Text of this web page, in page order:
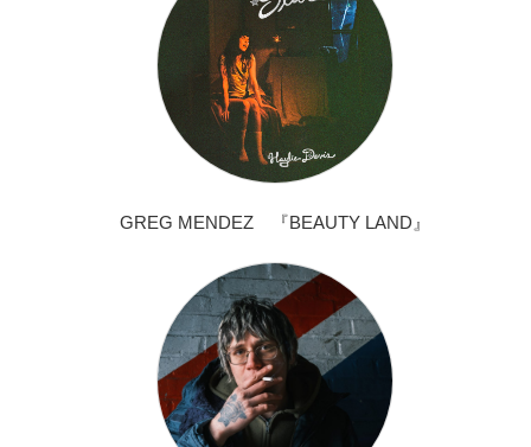
GREG MENDEZ 『BEAUTY LAND』